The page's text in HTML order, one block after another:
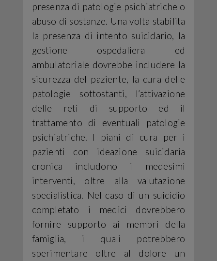
presenza di patologie psichiatriche o
abuso di sostanze. Una volta stabilita
la presenza di intento suicidario, la
gestione ospedaliera ed
ambulatoriale dovrebbe includere la
sicurezza del paziente, la cura delle
patologie sottostanti, l’attivazione
delle reti di supporto ed il
trattamento di eventuali patologie
psichiatriche. I piani di cura per i
pazienti con ideazione suicidaria
cronica includono i medesimi
interventi, oltre alla valutazione
specialistica. Nel caso di un suicidio
completato i medici dovrebbero
fornire supporto ai membri della
famiglia, i quali potrebbero
sperimentare oltre al dolore un